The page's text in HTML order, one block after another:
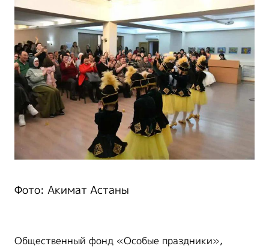
Фото: Акимат Астаны
Общественный фонд «Особые праздники»,